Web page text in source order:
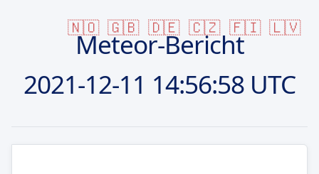
🇳🇴 🇬🇧 🇩🇪 🇨🇿 🇫🇮 🇱🇻
Meteor-Bericht
2021-12-11 14:56:58 UTC